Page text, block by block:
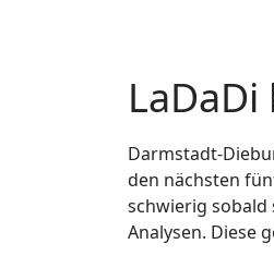
Darmstadt-
den nächsten
schwierig sobald
Analysen. Diese